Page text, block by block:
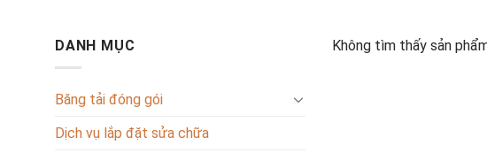
DANH MỤC
Băng tải đóng gói
Dịch vụ lắp đặt sửa chữa
Không tìm thấy sản